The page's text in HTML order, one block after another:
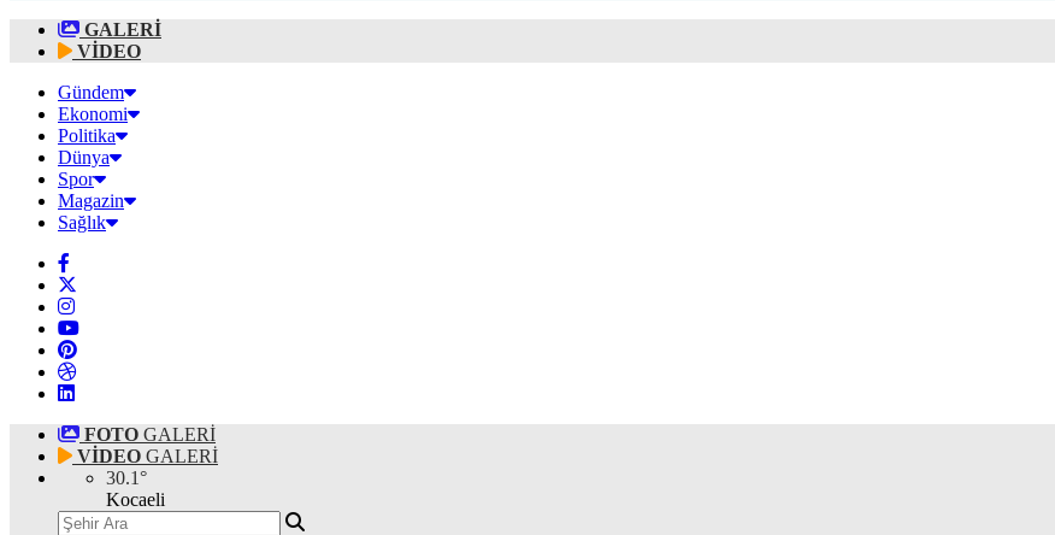
GALERİ
VİDEO
Gündem
Ekonomi
Politika
Dünya
Spor
Magazin
Sağlık
FOTO GALERİ
VİDEO GALERİ
30.1°
Kocaeli